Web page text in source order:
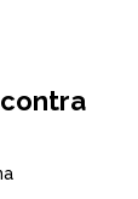
contra